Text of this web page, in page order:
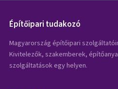
Építőipari tudakozó
Magyarország építőipari
Kivitelezők, szakemberek,
szolgáltatások egy helyen.